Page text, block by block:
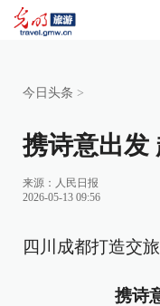
今日头条 >
携诗意出发
来源： 人民日报
2026-05-13 09:56
四川成都打造交
携诗